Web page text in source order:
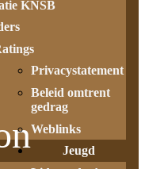
KNSB
Privacystatement
Beleid omtrent
gedrag
Weblinks
Jeugd